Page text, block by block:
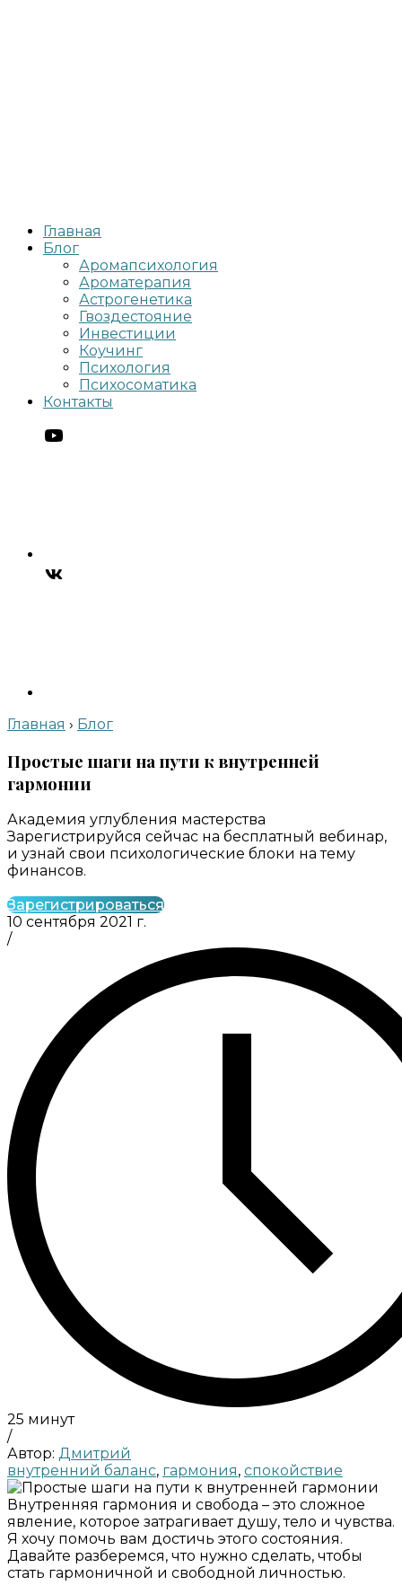
Главная
Блог
Аромапсихология
Ароматерапия
Астрогенетика
Гвоздестояние
Инвестиции
Коучинг
Психология
Психосоматика
Контакты
Главная › Блог
Простые шаги на пути к внутренней
гармонии
Академия углубления мастерства
Зарегистрируйся сейчас на бесплатный вебинар,
и узнай свои психологические блоки на тему
финансов.
Зарегистрироваться
10 сентября 2021 г.
/
25 минут
/
Автор: Дмитрий
внутренний баланс, гармония, спокойствие
Внутренняя гармония и свобода – это сложное
явление, которое затрагивает душу, тело и чувства.
Я хочу помочь вам достичь этого состояния.
Давайте разберемся, что нужно сделать, чтобы
стать гармоничной и свободной личностью.